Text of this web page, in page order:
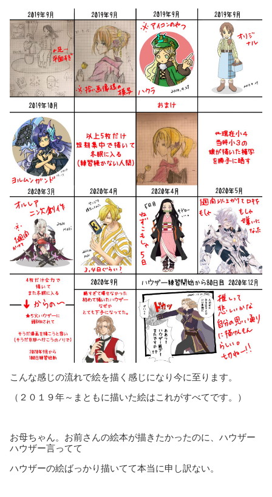
こんな感じの流れで絵を描く感じになり今に至ります。
（２０１９年～まともに描いた絵はこれがすべてです。）
お母ちゃん。お前さんの絵本が描きたかったのに、ハウザー
ハウザー言ってて
ハウザーの絵ばっかり描いてて本当に申し訳ない。